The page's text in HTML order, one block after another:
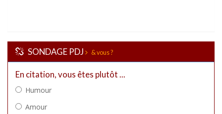
SONDAGE PDJ & vous ?